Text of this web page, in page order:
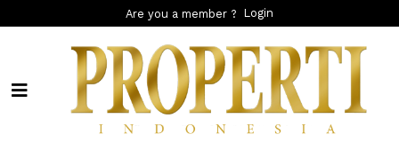
Are you a member ? Login